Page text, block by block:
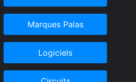
Marques Palas
Logiciels